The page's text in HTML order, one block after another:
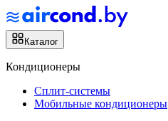
Каталог
Кондиционеры
Сплит-системы
Мобильные кондиционеры